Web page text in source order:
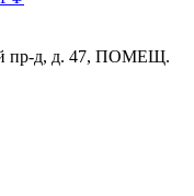
пр-д, д. 47, ПОМЕЩ.